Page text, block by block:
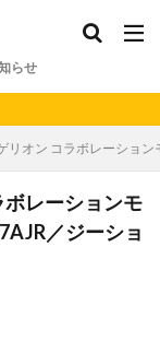
らせ
リオン コラボレーショ
ボレーションモ
／ジーショ